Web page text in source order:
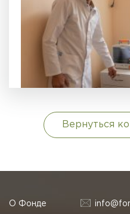
Вернуться
О Фонде